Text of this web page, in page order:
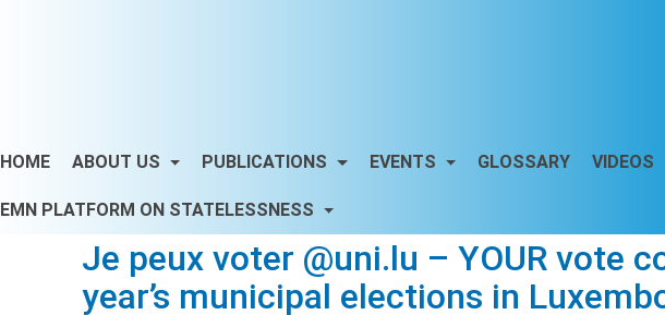
HOME ABOUT US PUBLICATIONS EVENTS GLOSSARY VIDEOS
EMN PLATFORM ON STATELESSNESS
Je peux voter @uni.lu – YOUR vote
year’s municipal elections in